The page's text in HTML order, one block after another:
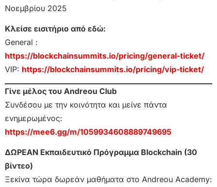
Νοεμβρίου 2025
Κλείσε εισιτήριο από εδώ:
General :
https://blockchainsummits.io/pricing/general-ticket/
VIP: https://blockchainsummits.io/pricing/vip-ticket/
Γίνε μέλος του Andreou Club
Συνδέσου με την κοινότητα και μείνε πάντα
ενημερωμένος:
https://mee6.gg/m/1059934608889749695
ΔΩΡΕΑΝ Εκπαιδευτικό Πρόγραμμα Blockchain (30
βίντεο)
Ξεκίνα τώρα δωρεάν μαθήματα στο Andreou Academy: